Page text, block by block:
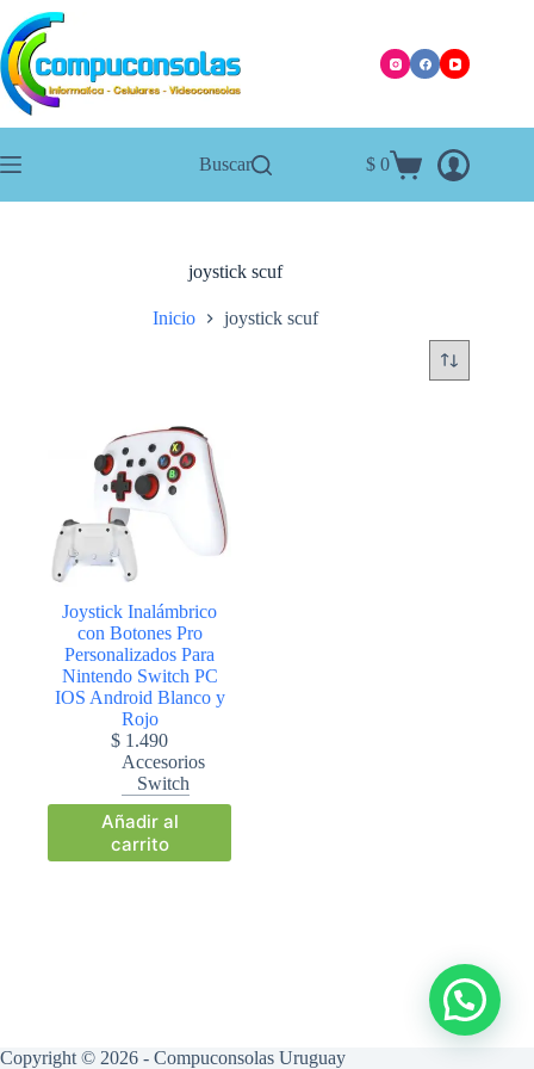
Saltar
al
contenido
Buscar
Carro
$ 0
joystick scuf
Inicio joystick scuf
Joystick Inalámbrico
con Botones Pro
Personalizados Para
Nintendo Switch PC
IOS Android Blanco y
Rojo
$ 1.490
Accesorios
Switch
Añadir al
carrito
Copyright © 2026 - Compuconsolas Uruguay